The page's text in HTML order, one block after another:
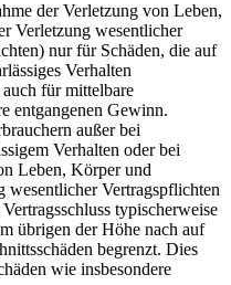
der Verletzung von Leben,
Verletzung wesentlicher
nur für Schäden, die auf
Verhalten
für mittelbare
entgangenen Gewinn.
außer bei
Verhalten oder bei
Leben, Körper und
wesentlicher Vertragspflichten
typischerweise
übrigen der Höhe nach auf
begrenzt. Dies
wie insbesondere